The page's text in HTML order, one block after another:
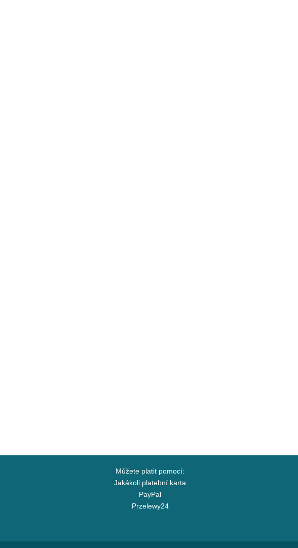
Můžete platit pomocí:
Jakákoli platební karta
PayPal
Przelewy24